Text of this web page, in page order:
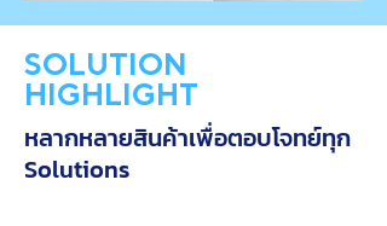
SOLUTION
HIGHLIGHT
หลากหลายสินค้าเพื่อตอบโจทย์ทุก
Solutions